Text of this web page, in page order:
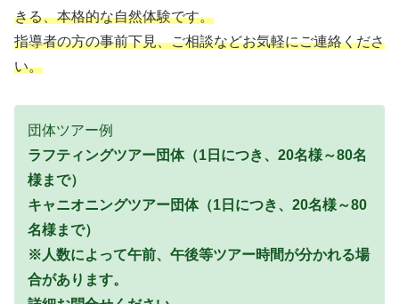
きる、本格的な自然体験です。
指導者の方の事前下見、ご相談などお気軽にご連絡くださ
い。
団体ツアー例
ラフティングツアー団体（1日につき、20名様～80名
様まで）
キャニオニングツアー団体（1日につき、20名様～80
名様まで）
※人数によって午前、午後等ツアー時間が分かれる場
合があります。